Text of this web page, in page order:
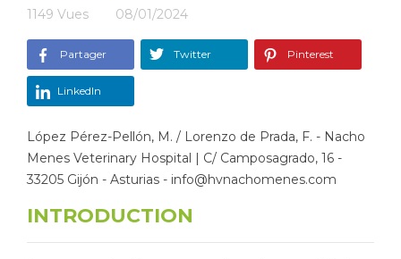
1149 Vues 08/01/2024
Partager Twitter Pinterest
LinkedIn
López Pérez-Pellón, M. / Lorenzo de Prada, F. - Nacho
Menes Veterinary Hospital | C/ Camposagrado, 16 -
33205 Gijón - Asturias - info@hvnachomenes.com
INTRODUCTION
Analyse biomécanique